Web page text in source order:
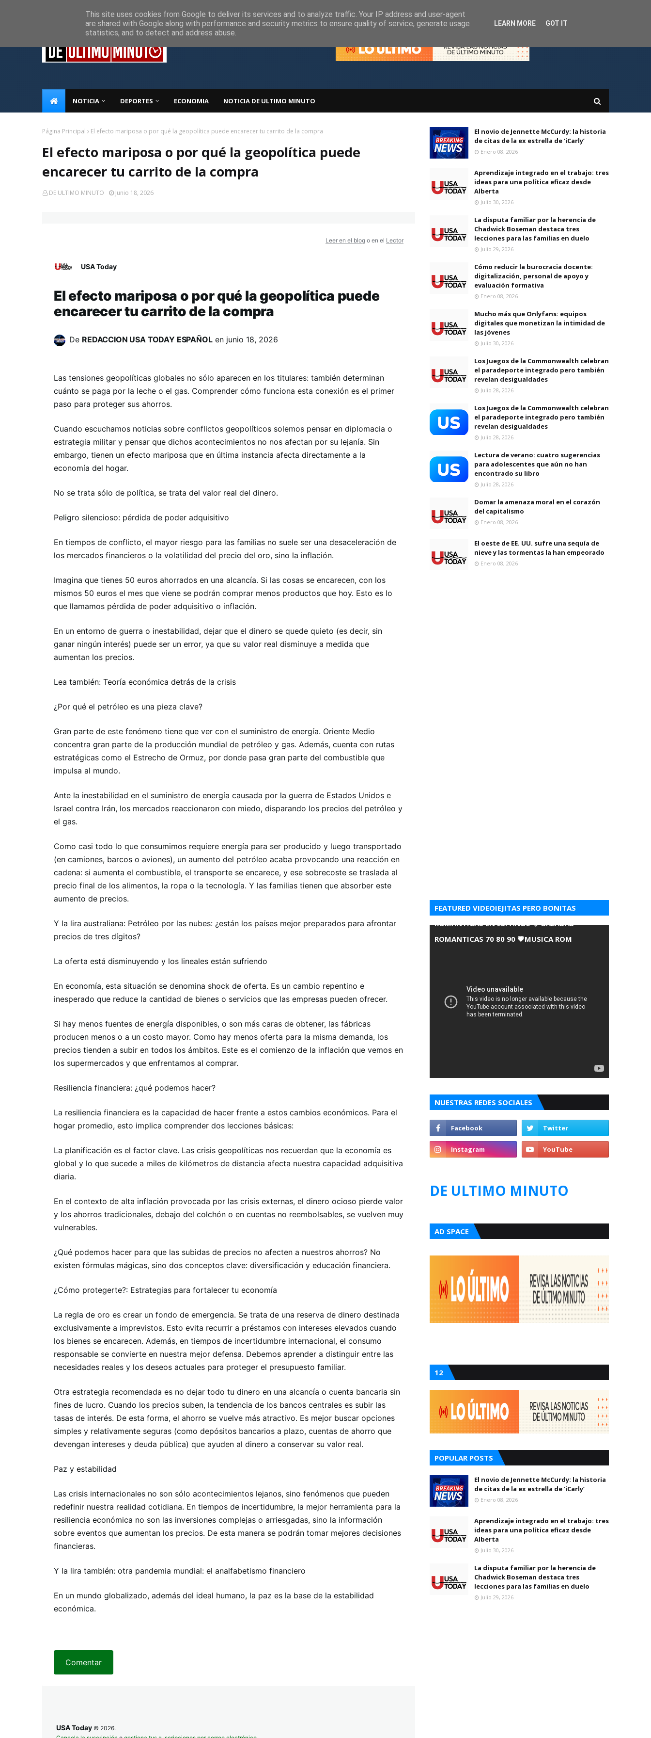
NOTICIA DEPORTES ECONOMIA NOTICIA DE ULTIMO MINUTO
Página Principal El efecto mariposa o por qué la geopolítica puede encarecer tu carrito de la compra
El efecto mariposa o por qué la geopolítica puede
encarecer tu carrito de la compra
DE ULTIMO MINUTO Junio 18, 2026
Leer en el blog o en el Lector
USA Today
El efecto mariposa o por qué la geopolítica puede
encarecer tu carrito de la compra
De REDACCION USA TODAY ESPAÑOLen junio 18, 2026
Las tensiones geopolíticas globales no sólo aparecen en los titulares: también determinan
cuánto se paga por la leche o el gas. Comprender cómo funciona esta conexión es el primer
paso para proteger sus ahorros.
Cuando escuchamos noticias sobre conflictos geopolíticos solemos pensar en diplomacia o
estrategia militar y pensar que dichos acontecimientos no nos afectan por su lejanía. Sin
embargo, tienen un efecto mariposa que en última instancia afecta directamente a la
economía del hogar.
No se trata sólo de política, se trata del valor real del dinero.
Peligro silencioso: pérdida de poder adquisitivo
En tiempos de conflicto, el mayor riesgo para las familias no suele ser una desaceleración de
los mercados financieros o la volatilidad del precio del oro, sino la inflación.
Imagina que tienes 50 euros ahorrados en una alcancía. Si las cosas se encarecen, con los
mismos 50 euros el mes que viene se podrán comprar menos productos que hoy. Esto es lo
que llamamos pérdida de poder adquisitivo o inflación.
En un entorno de guerra o inestabilidad, dejar que el dinero se quede quieto (es decir, sin
ganar ningún interés) puede ser un error, ya que su valor real disminuye a medida que
aumentan los precios.
Lea también: Teoría económica detrás de la crisis
¿Por qué el petróleo es una pieza clave?
Gran parte de este fenómeno tiene que ver con el suministro de energía. Oriente Medio
concentra gran parte de la producción mundial de petróleo y gas. Además, cuenta con rutas
estratégicas como el Estrecho de Ormuz, por donde pasa gran parte del combustible que
impulsa al mundo.
Ante la inestabilidad en el suministro de energía causada por la guerra de Estados Unidos e
Israel contra Irán, los mercados reaccionaron con miedo, disparando los precios del petróleo y
el gas.
Como casi todo lo que consumimos requiere energía para ser producido y luego transportado
(en camiones, barcos o aviones), un aumento del petróleo acaba provocando una reacción en
cadena: si aumenta el combustible, el transporte se encarece, y ese sobrecoste se traslada al
precio final de los alimentos, la ropa o la tecnología. Y las familias tienen que absorber este
aumento de precios.
Y la lira australiana: Petróleo por las nubes: ¿están los países mejor preparados para afrontar
precios de tres dígitos?
La oferta está disminuyendo y los lineales están sufriendo
En economía, esta situación se denomina shock de oferta. Es un cambio repentino e
inesperado que reduce la cantidad de bienes o servicios que las empresas pueden ofrecer.
Si hay menos fuentes de energía disponibles, o son más caras de obtener, las fábricas
producen menos o a un costo mayor. Como hay menos oferta para la misma demanda, los
precios tienden a subir en todos los ámbitos. Este es el comienzo de la inflación que vemos en
los supermercados y que enfrentamos al comprar.
Resiliencia financiera: ¿qué podemos hacer?
La resiliencia financiera es la capacidad de hacer frente a estos cambios económicos. Para el
hogar promedio, esto implica comprender dos lecciones básicas:
La planificación es el factor clave. Las crisis geopolíticas nos recuerdan que la economía es
global y lo que sucede a miles de kilómetros de distancia afecta nuestra capacidad adquisitiva
diaria.
En el contexto de alta inflación provocada por las crisis externas, el dinero ocioso pierde valor
y los ahorros tradicionales, debajo del colchón o en cuentas no reembolsables, se vuelven muy
vulnerables.
¿Qué podemos hacer para que las subidas de precios no afecten a nuestros ahorros? No
existen fórmulas mágicas, sino dos conceptos clave: diversificación y educación financiera.
¿Cómo protegerte?: Estrategias para fortalecer tu economía
La regla de oro es crear un fondo de emergencia. Se trata de una reserva de dinero destinada
exclusivamente a imprevistos. Esto evita recurrir a préstamos con intereses elevados cuando
los bienes se encarecen. Además, en tiempos de incertidumbre internacional, el consumo
responsable se convierte en nuestra mejor defensa. Debemos aprender a distinguir entre las
necesidades reales y los deseos actuales para proteger el presupuesto familiar.
Otra estrategia recomendada es no dejar todo tu dinero en una alcancía o cuenta bancaria sin
fines de lucro. Cuando los precios suben, la tendencia de los bancos centrales es subir las
tasas de interés. De esta forma, el ahorro se vuelve más atractivo. Es mejor buscar opciones
simples y relativamente seguras (como depósitos bancarios a plazo, cuentas de ahorro que
devengan intereses y deuda pública) que ayuden al dinero a conservar su valor real.
Paz y estabilidad
Las crisis internacionales no son sólo acontecimientos lejanos, sino fenómenos que pueden
redefinir nuestra realidad cotidiana. En tiempos de incertidumbre, la mejor herramienta para la
resiliencia económica no son las inversiones complejas o arriesgadas, sino la información
sobre eventos que aumentan los precios. De esta manera se podrán tomar mejores decisiones
financieras.
Y la lira también: otra pandemia mundial: el analfabetismo financiero
En un mundo globalizado, además del ideal humano, la paz es la base de la estabilidad
económica.
Comentar
USA Today © 2026.
El novio de Jennette McCurdy: la historia
de citas de la ex estrella de ‘iCarly’
Enero 08, 2026
Aprendizaje integrado en el trabajo: tres
ideas para una política eficaz desde
Alberta
Julio 30, 2026
La disputa familiar por la herencia de
Chadwick Boseman destaca tres
lecciones para las familias en duelo
Julio 29, 2026
Cómo reducir la burocracia docente:
digitalización, personal de apoyo y
evaluación formativa
Enero 08, 2026
Mucho más que Onlyfans: equipos
digitales que monetizan la intimidad de
las jóvenes
Julio 30, 2026
Los Juegos de la Commonwealth celebran
el paradeporte integrado pero también
revelan desigualdades
Julio 28, 2026
Los Juegos de la Commonwealth celebran
el paradeporte integrado pero también
revelan desigualdades
Julio 28, 2026
Lectura de verano: cuatro sugerencias
para adolescentes que aún no han
encontrado su libro
Julio 28, 2026
Domar la amenaza moral en el corazón
del capitalismo
Enero 08, 2026
El oeste de EE. UU. sufre una sequía de
nieve y las tormentas la han empeorado
Enero 08, 2026
FEATURED VIDEOIEJITAS PERO BONITAS
ROMANTICAS EN ESPANOL 💘 BALADAS
ROMANTICAS 70 80 90 💗MUSICA ROM
NUESTRAS REDES SOCIALES
DE ULTIMO MINUTO
AD SPACE
12
POPULAR POSTS
El novio de Jennette McCurdy: la historia
de citas de la ex estrella de ‘iCarly’
Enero 08, 2026
Aprendizaje integrado en el trabajo: tres
ideas para una política eficaz desde
Alberta
Julio 30, 2026
La disputa familiar por la herencia de
Chadwick Boseman destaca tres
lecciones para las familias en duelo
Julio 29, 2026
This site uses cookies from Google to deliver its services and to analyze traffic. Your IP address and user-agent
are shared with Google along with performance and security metrics to ensure quality of service, generate usage
statistics, and to detect and address abuse.
LEARN MORE GOT IT